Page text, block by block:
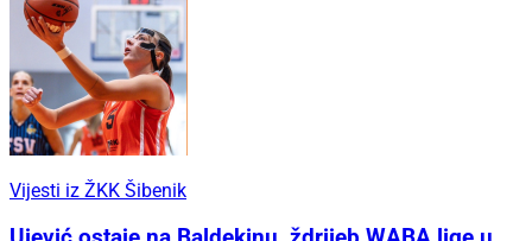
Vijesti iz ŽKK Šibenik